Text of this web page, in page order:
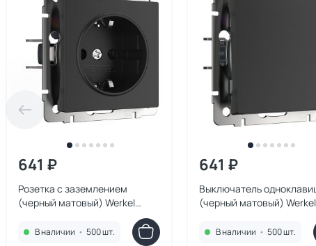
641 ₽
Розетка с заземлением
(черный матовый) Werkel
В наличии • 500 шт.
641 ₽
Выключатель
(черный матовый) Werkel
В наличии • 500 шт.